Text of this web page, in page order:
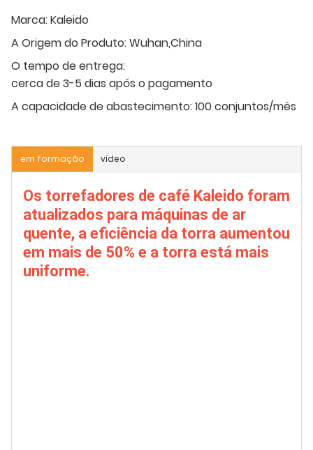
Marca:Kaleido
A Origem do Produto:Wuhan,China
O tempo de entrega:
cerca de 3-5 dias após o pagamento
A capacidade de abastecimento:100 conjuntos/mês
em formação vídeo
Os torrefadores de café Kaleido foram
atualizados para máquinas de ar
quente, a eficiência da torra aumentou
em mais de 50% e a torra está mais
uniforme.